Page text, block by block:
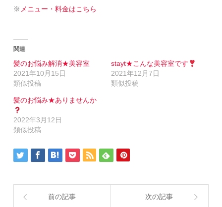
※ メニュー・料金はこちら
関連
髪のお悩み解消★美容室
2021年10月15日
類似投稿
stayt★こんな美容室です
2021年12月7日
類似投稿
髪のお悩み★ありませんか
2022年3月12日
類似投稿
前の記事 次の記事